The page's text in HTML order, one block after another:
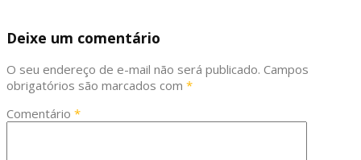
Deixe um comentário
O seu endereço de e-mail não será publicado. Campos
obrigatórios são marcados com *
Comentário *